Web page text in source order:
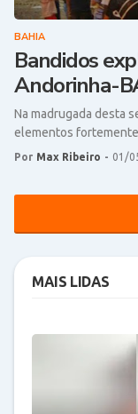
BAHIA
Bandidos
Andorinha-
Na madrugada desta
elementos
Por Max Ribeiro - 01/
MAIS LIDAS